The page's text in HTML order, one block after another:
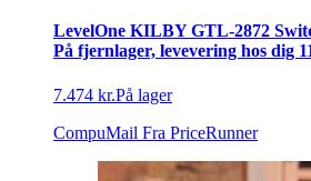
LevelOne KILBY GTL-2872
På fjernlager, levevering hos dig
7.474 kr.På lager
CompuMail Fra PriceRunner